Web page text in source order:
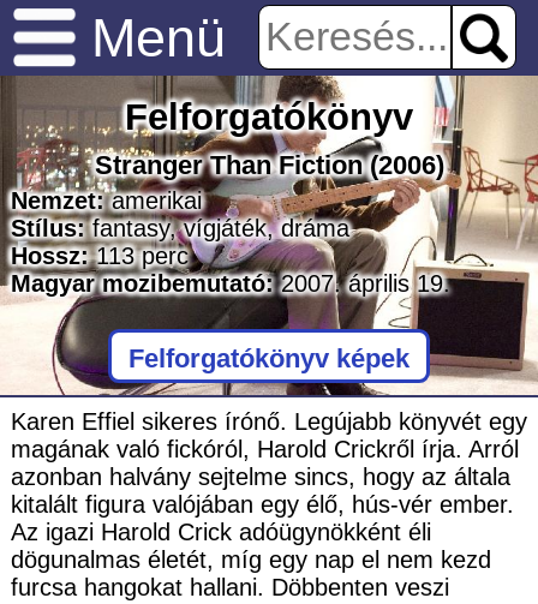
Menü
Felforgatókönyv
Stranger Than Fiction(2006)
Nemzet: amerikai
Stílus: fantasy,vígjáték,dráma
Hossz: 113perc
Magyar mozibemutató:2007. április 19.
Felforgatókönyv képek
Karen Effiel sikeres írónő. Legújabb könyvét egy
magának való fickóról, Harold Crickről írja. Arról
azonban halvány sejtelme sincs, hogy az általa
kitalált figura valójában egy élő, hús-vér ember.
Az igazi Harold Crick adóügynökként éli
dögunalmas életét, míg egy nap el nem kezd
furcsa hangokat hallani. Döbbenten veszi